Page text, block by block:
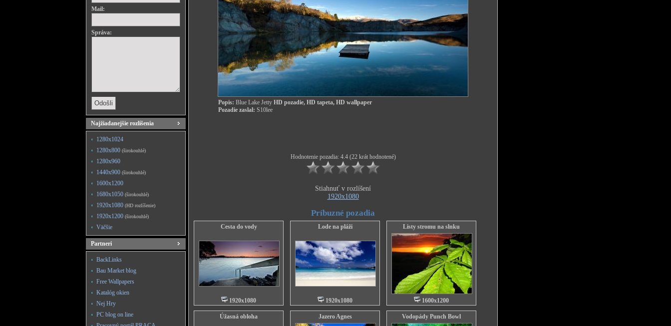
Mail:
Správa:
Najžiadanejšie rozlíšenia
1280x1024
1280x800 (širokouhlé)
1280x960
1440x900 (širokouhlé)
1600x1200
1680x1050 (širokouhlé)
1920x1080 (HD rozlíšenie)
1920x1200 (širokouhlé)
Väčšie
Partneri
BackLinks
Bau Market blog
Free Wallpapers
Katalóg okien
Nej Hry
PC blog on line
Popis: Blue Lake Jetty HD pozadie, HD tapeta, HD wallpaper
Pozadie zaslal: S10lee
Hodnotenie pozadia: 4.4 (22 krát hodnotené)
Stiahnuť v rozlíšení
1920x1080
Príbuzné pozadia
Cesta do vody
1920x1080
Lode na pláži
1920x1080
Listy stromu na slnku
1600x1200
Úžasná obloha Jazero Agnes Vodopády Punch Bowl